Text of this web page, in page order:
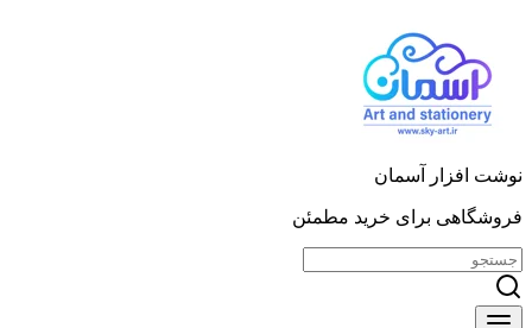
نوشت افزار آسمان
فروشگاهی برای خرید مطمئن